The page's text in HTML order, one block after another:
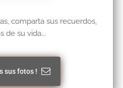
comparta sus recuerdos,
de su vida...
sus fotos !